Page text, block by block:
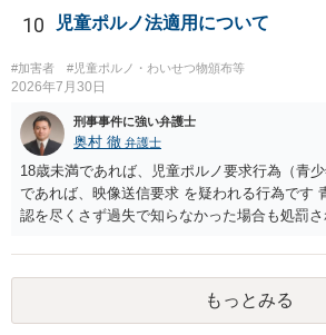
10 児童ポルノ法適用について
#加害者 #児童ポルノ・わいせつ物頒布等
2026年7月30日
刑事事件に強い弁護士
奥村 徹 弁護士
18歳未満であれば、児童ポルノ要求行為（青
であれば、映像送信要求 を疑われる行為です
認を尽くさず過失で知らなかった場合も処罰
もっとみる